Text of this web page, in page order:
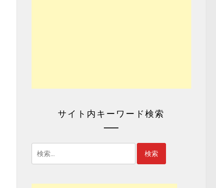
サイト内キーワード検索
検
索: